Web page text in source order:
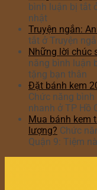
bình luận bị tắt
nhật
Truyện ngắn:
tắt ở Truyện
Những lời chúc
năng bình luận
tặng bạn thân
Đặt bánh kem
Chức năng
nhanh ở TP Hồ
Mua bánh kem
lượng? Chức
Quận 9: Tiệm